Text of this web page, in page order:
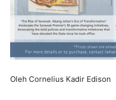
Oleh Cornelius Kadir Edison